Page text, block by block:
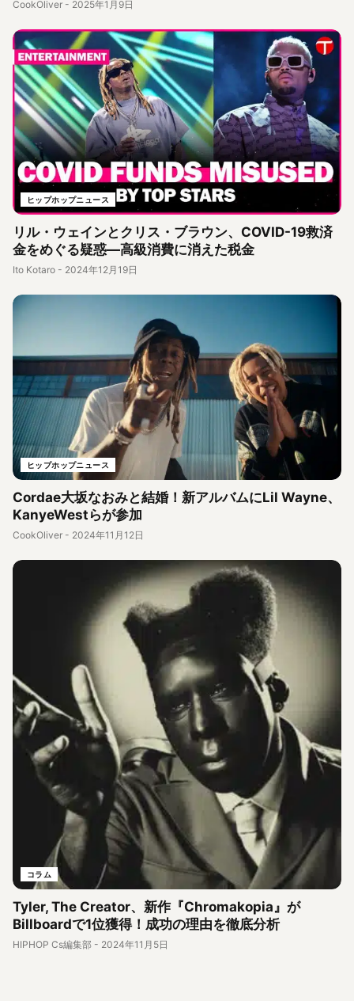
CookOliver - 2025年1月9日
ヒップホップニュース
リル・ウェインとクリス・ブラウン、COVID-19救済
金をめぐる疑惑—高級消費に消えた税金
Ito Kotaro - 2024年12月19日
ヒップホップニュース
Cordae大坂なおみと結婚！新アルバムにLil Wayne、
KanyeWestらが参加
CookOliver - 2024年11月12日
コラム
Tyler, The Creator、新作『Chromakopia』が
Billboardで1位獲得！成功の理由を徹底分析
HIPHOP Cs編集部 - 2024年11月5日